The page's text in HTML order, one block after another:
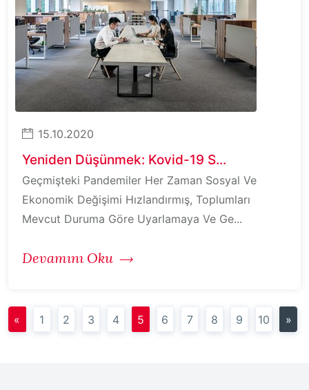
15.10.2020
Yeniden Düşünmek: Kovid-19 S...
Geçmişteki Pandemiler Her Zaman Sosyal Ve
Ekonomik Değişimi Hızlandırmış, Toplumları
Mevcut Duruma Göre Uyarlamaya Ve Ge...
Devamını Oku
« 1 2 3 4 5 6 7 8 9 10 »